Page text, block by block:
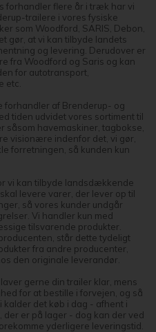
forhandler flere år i træk har vi
trailere i vores fysiske
som Woodford, SARIS, Debon,
gør, at vi kan tilbyde landets
og levering. Derudover er
fra Woodford og Saris og kan
for autotransport,
etc.
forhandler af Brenderup- og
tiden udvidet vores sortiment til
såsom havemaskiner, tagbokse,
visionære indenfor det, vi gør,
forretningen, så kunden kun
vi kan tilbyde landsdækkende
levere varer, der lever op til
så vores kunder undgår
Vi handler kun med
tilsvarende produkter.
står dette tydeligt
fra andre producenter,
den originale leverandør.
gerne din trailer klar, mens
for at bestille i forvejen, og så
kalder det køb i dag - afhent i
er på lager - dog kan der ved
yderligere leveringstid.